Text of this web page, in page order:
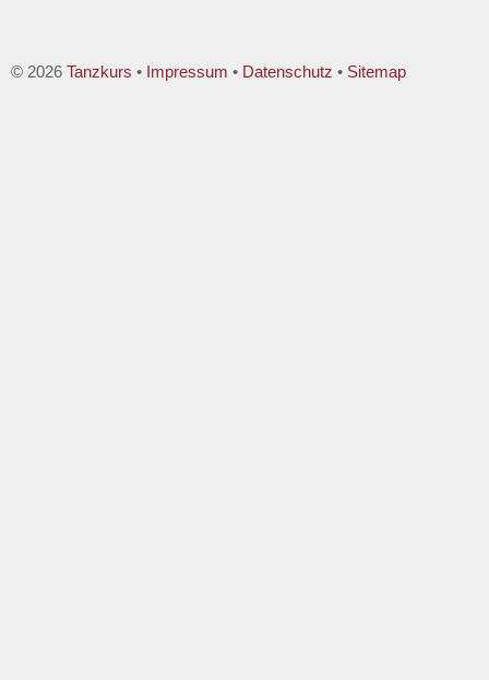
© 2026 Tanzkurs • Impressum • Datenschutz • Sitemap